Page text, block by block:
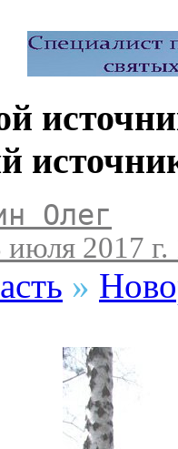
Олег
июля 2017 г.
»